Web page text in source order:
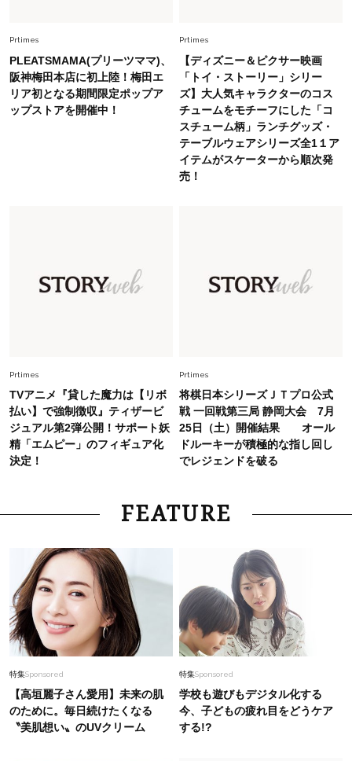
オシャレ40代の【ワンピ＆オールインワン】最
旬着こなし3選。地味見え回避のコツは「バッグ
選び」！
【40代のTシャツコーデ】超ビッグサイズ×きれ
いめハーフパンツでモードに昇華
Fashion 2026.7.25
Prtimes
PLEATSMAMA(プリーツママ)、
阪神梅田本店に初上陸！梅田エ
リア初となる期間限定ポップア
ップストアを開催中！
Prtimes
【ディズニー＆ピクサー映画
「トイ・ストーリー」シリー
ズ】大人気キャラクターのコス
チュームをモチーフにした「コ
スチューム柄」ランチグッズ・
テーブルウェアシリーズ全1１ア
イテムがスケーターから順次発
売！
Prtimes
TVアニメ『貸した魔力は【リボ
払い】で強制徴収』ティザービ
ジュアル第2弾公開！サポート妖
精「エムピー」のフィギュア化
決定！
Prtimes
将棋日本シリーズＪＴプロ公式
戦 一回戦第三局 静岡大会 7月
25日（土）開催結果 オール
ドルーキーが積極的な指し回し
でレジェンドを破る
FEATURE
特集Sponsored
【高垣麗子さん愛用】未来の肌
のために。毎日続けたくなる
〝美肌想い〟のUVクリーム
特集Sponsored
学校も遊びもデジタル化する
今、子どもの疲れ目をどうケア
する!?